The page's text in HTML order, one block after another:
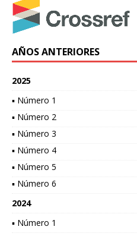
AÑOS ANTERIORES
2025
▪ Número 1
▪ Número 2
▪ Número 3
▪ Número 4
▪ Número 5
▪ Número 6
2024
▪ Número 1